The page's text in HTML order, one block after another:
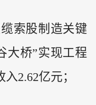
索股制造关键
大桥”实现工程
2.62亿元；